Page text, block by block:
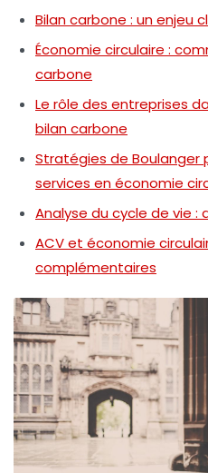
Bilan carbone : un enjeu
Économie circulaire :
carbone
Le rôle des entreprises
bilan carbone
Stratégies de Boulanger
services en économie
Analyse du cycle de vie
ACV et économie
complémentaires